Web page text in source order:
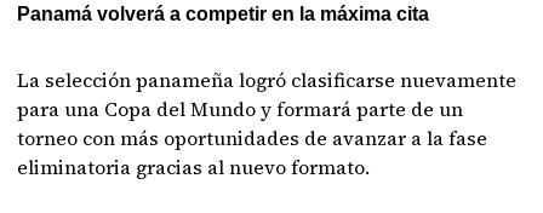
Panamá volverá a competir en la máxima cita
La selección panameña logró clasificarse nuevamente
para una Copa del Mundo y formará parte de un
torneo con más oportunidades de avanzar a la fase
eliminatoria gracias al nuevo formato.